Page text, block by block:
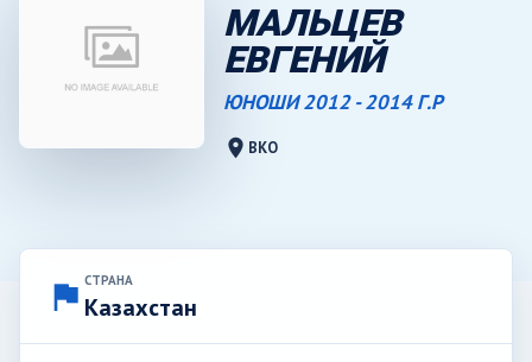
МАЛЬЦЕВ
ЕВГЕНИЙ
ЮНОШИ 2012 - 2014 Г.Р
location_on ВКО
flag СТРАНА
Казахстан